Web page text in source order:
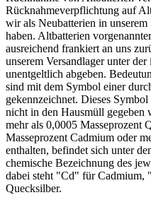
Rücknahmeverpflichtung auf
wir als Neubatterien in
haben. Altbatterien
ausreichend frankiert an uns
unserem Versandlager unter
unentgeltlich abgeben.
sind mit dem Symbol einer
gekennzeichnet. Dieses
nicht in den Hausmüll gegeben
mehr als 0,0005 Masseprozent
Masseprozent Cadmium oder
enthalten, befindet sich unter
chemische Bezeichnung des
dabei steht "Cd" für
Quecksilber.